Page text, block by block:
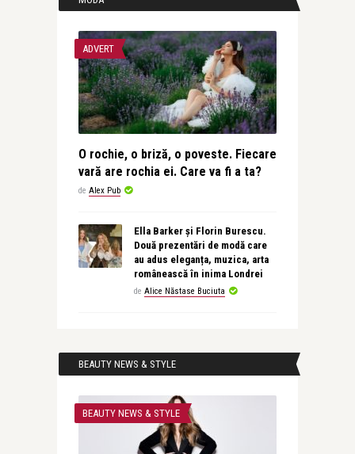
ADVERT
O rochie, o briză, o poveste. Fiecare
vară are rochia ei. Care va fi a ta?
de Alex Pub
Ella Barker și Florin Burescu.
Două prezentări de modă care
au adus eleganța, muzica, arta
românească în inima Londrei
de Alice Năstase Buciuta
BEAUTY NEWS & STYLE
BEAUTY NEWS & STYLE